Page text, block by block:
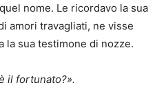
nome. Le ricordavo la sua
amori travagliati, ne visse
la sua testimone di nozze.
il fortunato?».